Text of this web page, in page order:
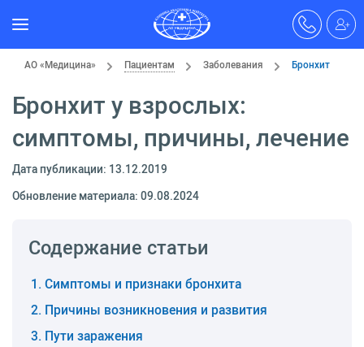
АО «Медицина» Пациентам Заболевания Бронхит
Бронхит у взрослых:
симптомы, причины, лечение
Дата публикации: 13.12.2019
Обновление материала: 09.08.2024
Содержание статьи
Симптомы и признаки бронхита
Причины возникновения и развития
Пути заражения